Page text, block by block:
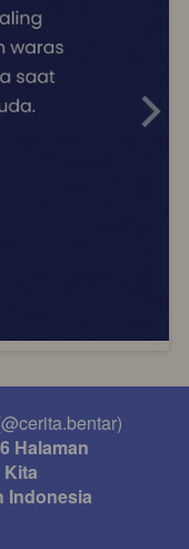
)
Halaman
Indonesia